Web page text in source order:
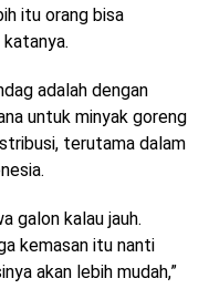
itu orang bisa
adalah dengan
untuk minyak goreng
terutama dalam
galon kalau jauh.
kemasan itu nanti
akan lebih mudah,”